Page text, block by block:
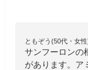
ともぞう(50代・女性
サンフーロンの
があります。ア